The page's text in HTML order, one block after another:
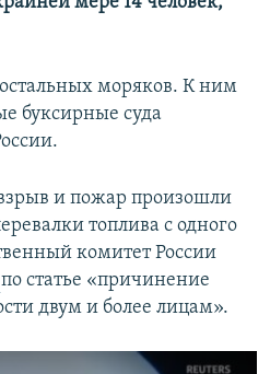
моряков. К ним
буксирные суда
и пожар произошли
топлива с одного
комитет России
по статье «причинение
двум и более лицам».